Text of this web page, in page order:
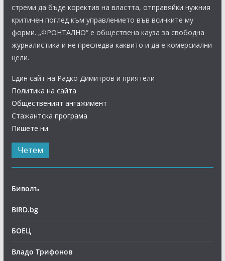
стреми да бъде коректив на властта, отправяйки нужния
критичен поглед към управлението във всичките му
форми. „ФРОНТАЛНО“ е обществена кауза за свободна
журналистика и не преследва каквито и да е комерсиални
цели.
Един сайт на Радко Димитров и приятели
Политика на сайта
Общественият ангажимент
Стажантска програма
Пишете ни
Четем
Биволъ
BIRD.bg
БОЕЦ
Владо Трифонов